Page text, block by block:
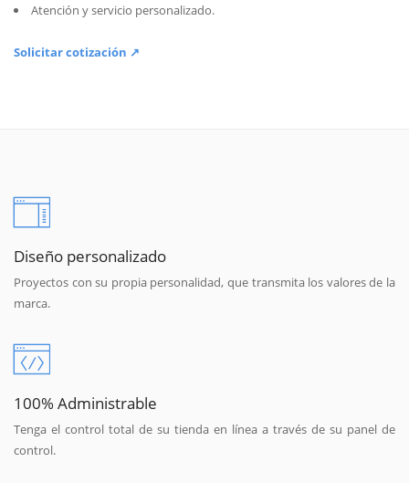
Atención y servicio personalizado.
Solicitar cotización ↗
Diseño personalizado
Proyectos con su propia personalidad, que transmita los valores de la
marca.
100% Administrable
Tenga el control total de su tienda en línea a través de su panel de
control.